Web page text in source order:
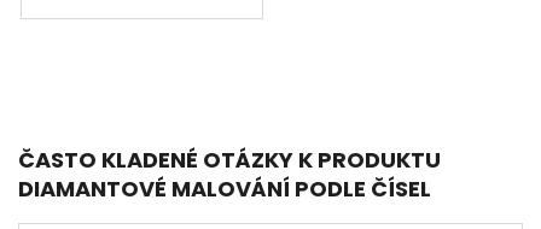
ČASTO KLADENÉ OTÁZKY K PRODUKTU
DIAMANTOVÉ MALOVÁNÍ PODLE ČÍSEL